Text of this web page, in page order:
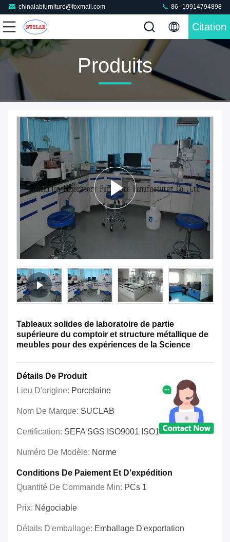
chinalabfurniture@foxmail.com 86--19914794898
Citation
Produits
Tableaux solides de laboratoire de partie
supérieure du comptoir et structure métallique de
meubles pour des expériences de la Science
Détails De Produit
Lieu D'origine: Porcelaine
Nom De Marque: SUCLAB
Certification: SEFA SGS ISO9001 ISO14001 OHSAS
Numéro De Modèle: Norme
Conditions De Paiement Et D'expédition
Quantité De Commande Min: PCs 1
Prix: Négociable
Détails D'emballage: Emballage D'exportation